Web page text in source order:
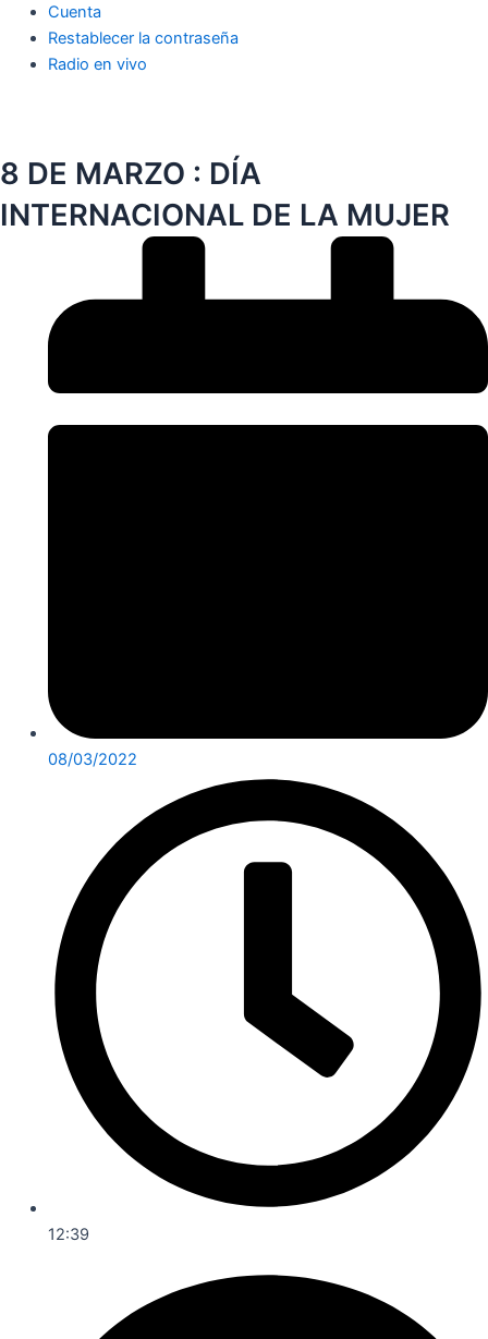
Cuenta
Restablecer la contraseña
Radio en vivo
8 DE MARZO : DÍA
INTERNACIONAL DE LA MUJER
08/03/2022
12:39